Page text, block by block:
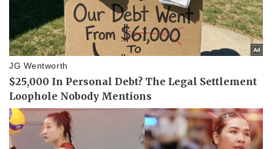
Doanh nghiệp
Doanh nghiệp 24h
Doanh nhân
Vì cộng đồng
Công nghệ
Tin Công nghệ
Trải nghiệm
Chuyển đổi số